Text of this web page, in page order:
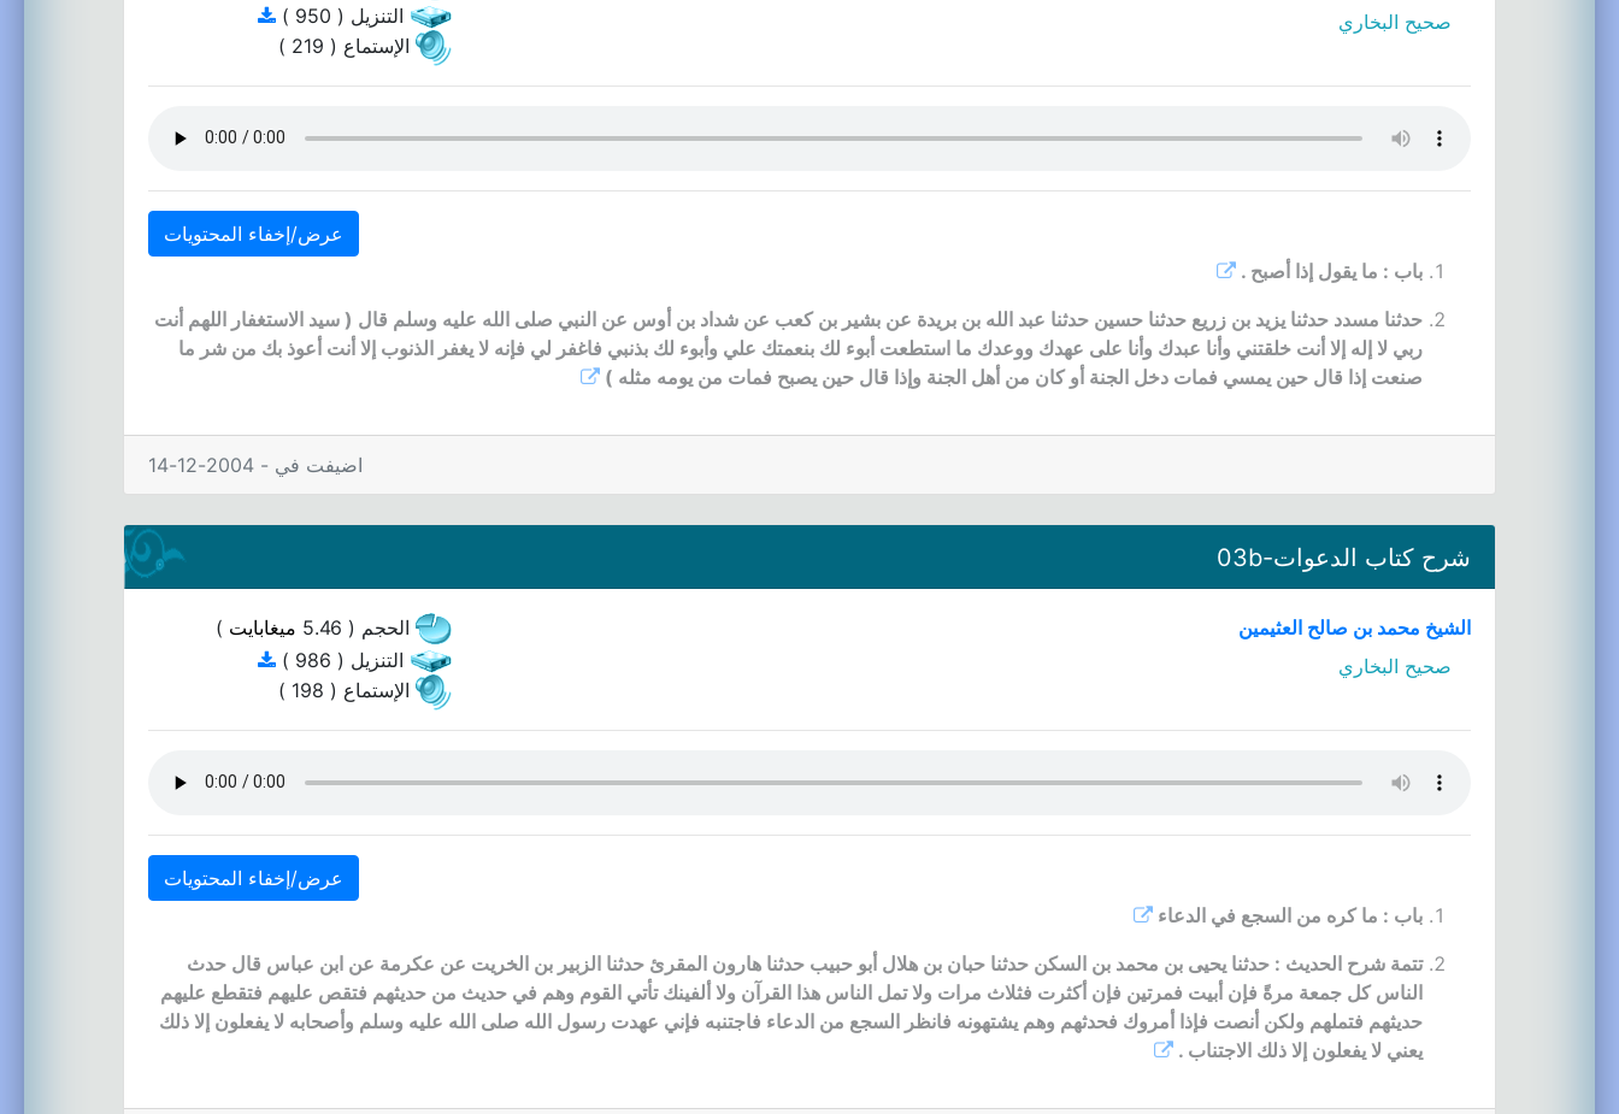
صحيح البخاري
التنزيل ( 950 )
الإستماع ( 219 )
عرض/إخفاء المحتويات
باب : ما يقول إذا أصبح .
حدثنا مسدد حدثنا يزيد بن زريع حدثنا حسين حدثنا عبد الله بن بريدة عن بشير بن كعب عن شداد بن أوس عن النبي صلى الله عليه وسلم قال ( سيد الاستغفار اللهم أنت
ربي لا إله إلا أنت خلقتني وأنا عبدك وأنا على عهدك ووعدك ما استطعت أبوء لك بنعمتك علي وأبوء لك بذنبي فاغفر لي فإنه لا يغفر الذنوب إلا أنت أعوذ بك من شر ما
صنعت إذا قال حين يمسي فمات دخل الجنة أو كان من أهل الجنة وإذا قال حين يصبح فمات من يومه مثله )
اضيفت في - 2004-12-14
شرح كتاب الدعوات-03b
الشيخ محمد بن صالح العثيمين
صحيح البخاري
الحجم ( 5.46 ميغابايت )
التنزيل ( 986 )
الإستماع ( 198 )
عرض/إخفاء المحتويات
باب : ما كره من السجع في الدعاء
تتمة شرح الحديث : حدثنا يحيى بن محمد بن السكن حدثنا حبان بن هلال أبو حبيب حدثنا هارون المقرئ حدثنا الزبير بن الخريت عن عكرمة عن ابن عباس قال حدث
الناس كل جمعة مرةً فإن أبيت فمرتين فإن أكثرت فثلاث مرات ولا تمل الناس هذا القرآن ولا ألفينك تأتي القوم وهم في حديث من حديثهم فتقص عليهم فتقطع عليهم
حديثهم فتملهم ولكن أنصت فإذا أمروك فحدثهم وهم يشتهونه فانظر السجع من الدعاء فاجتنبه فإني عهدت رسول الله صلى الله عليه وسلم وأصحابه لا يفعلون إلا ذلك
يعني لا يفعلون إلا ذلك الاجتناب .